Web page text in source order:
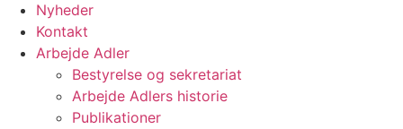
Nyheder
Kontakt
Arbejde Adler
Bestyrelse og sekretariat
Arbejde Adlers historie
Publikationer